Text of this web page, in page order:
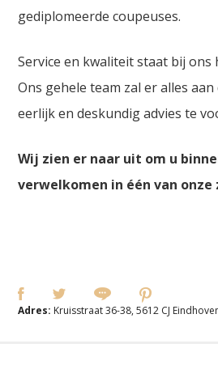
gediplomeerde coupeuses.
Service en kwaliteit staat bij ons
Ons gehele team zal er alles
eerlijk en deskundig advies te
Wij zien er naar uit om u
verwelkomen in één van onze
Adres: Kruisstraat 36-38, 5612 CJ